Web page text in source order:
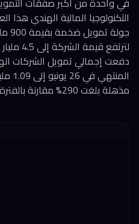
لترتفع
دفعت إجمالي تمويل الشركات
مذهلة بلغت 290% مقارنة بالفترة ذاتها من العام الماضي.